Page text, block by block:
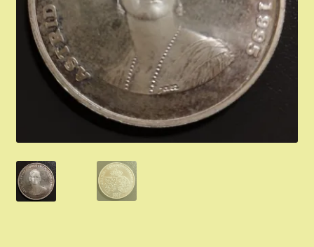
Nous contacter
Validation de la commande
Vous Vendez
Conditions d’utilisation
Mon compte